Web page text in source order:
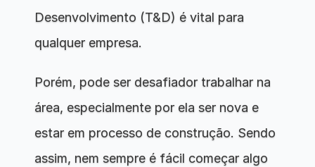
Desenvolvimento (T&D) é vital para
qualquer empresa.
Porém, pode ser desafiador trabalhar na
área, especialmente por ela ser nova e
estar em processo de construção. Sendo
assim, nem sempre é fácil começar algo